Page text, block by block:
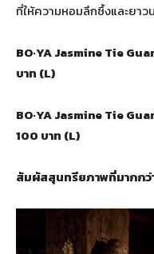
ที่ให้ความหอมลึกซึ้งและยา
BO·YA Jasmine Tie
บาท (L)
BO·YA Jasmine Tie
100 บาท (L)
สัมผัสสุนทรียภาพที่มากกว่